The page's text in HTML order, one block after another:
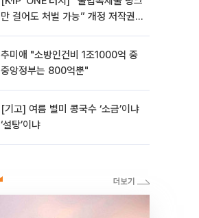
만 걸어도 처벌 가능” 개정 저작권
추미애 "소방인건비 1조1000억 중
중앙정부는 800억뿐"
[기고] 여름 별미 콩국수 ‘소금’이냐
‘설탕’이냐